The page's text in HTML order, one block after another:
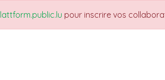
pour inscrire vos